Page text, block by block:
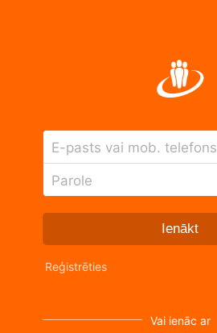
E-pasts vai mob. telefons
Parole
Ienākt
Reģistrēties
Vai ienāc ar